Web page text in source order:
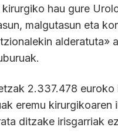
hau gure
malgutasun eta
alderatuta»
2.337.478
eremu
ditzake irisgarriak